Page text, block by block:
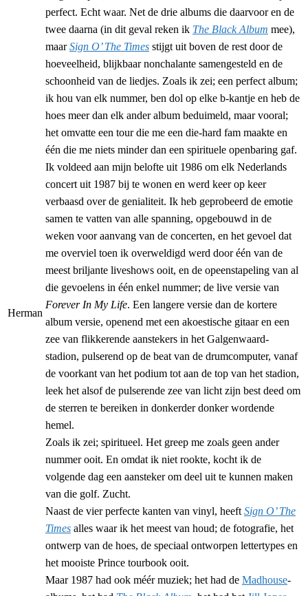
Herman
perfect. Echt waar. Net de drie albums die daarvoor en de
twee daarna (in dit geval reken ik The Black Album mee),
maarSign O’ The Times stijgt uit boven de rest door de
hoeveelheid, blijkbaar nonchalante samengesteld en de
schoonheid van de liedjes. Zoals ik zei; een perfect album;
ik hou van elk nummer, ben dol op elke b-kantje en heb de
hoes meer dan elk ander album beduimeld, maar vooral;
het omvatte een tour die me een die-hard fam maakte en
één die me niets minder dan een spirituele openbaring gaf.
Ik voldeed aan mijn belofte uit 1986 om elk Nederlands
concert uit 1987 bij te wonen en werd keer op keer
verbaasd over de genialiteit. Ik heb geprobeerd de emotie
samen te vatten van alle spanning, opgebouwd in de
weken voor aanvang van de concerten, en het gevoel dat
me overviel toen ik overweldigd werd door één van de
meest briljante liveshows ooit, en de opeenstapeling van al
die gevoelens in één enkel nummer; de live versie van
Forever In My Life. Een langere versie dan de kortere
album versie, openend met een akoestische gitaar en een
zee van flikkerende aanstekers in het Galgenwaard-
stadion, pulserend op de beat van de drumcomputer, vanaf
de voorkant van het podium tot aan de top van het stadion,
leek het alsof de pulserende zee van licht zijn best deed om
de sterren te bereiken in donkerder donker wordende
hemel.
Zoals ik zei; spiritueel. Het greep me zoals geen ander
nummer ooit. En omdat ik niet rookte, kocht ik de
volgende dag een aansteker om deel uit te kunnen maken
van die golf. Zucht.
Naast de vier perfecte kanten van vinyl, heeft Sign O’ The
Times alles waar ik het meest van houd; de fotografie, het
ontwerp van de hoes, de speciaal ontworpen lettertypes en
het mooiste Prince tourbook ooit.
Maar 1987 had ook méér muziek; het had de Madhouse-